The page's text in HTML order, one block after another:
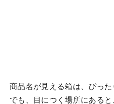
商品名が見える箱は、ぴった
でも、目につく場所にある